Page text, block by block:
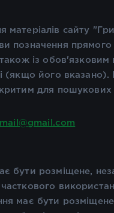
матеріалів сайту
позначення прямого
із обов'язковим
(якщо його вказано).
для пошукових
бути розміщене,
має бути